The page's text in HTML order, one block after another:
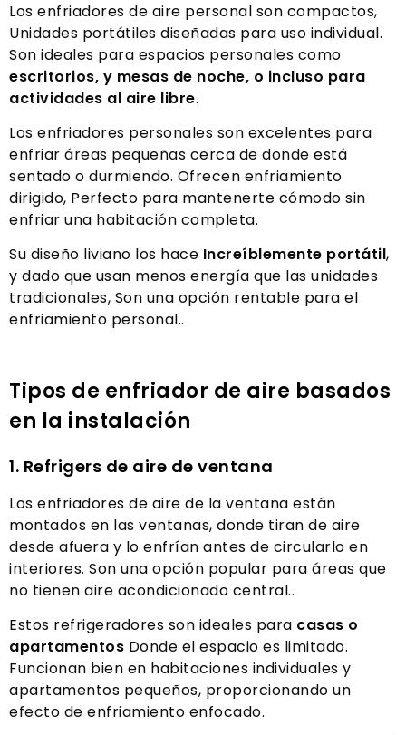
Los enfriadores de aire personal son compactos,
Unidades portátiles diseñadas para uso individual.
Son ideales para espacios personales como
escritorios, y mesas de noche, o incluso para
actividades al aire libre.
Los enfriadores personales son excelentes para
enfriar áreas pequeñas cerca de donde está
sentado o durmiendo. Ofrecen enfriamiento
dirigido, Perfecto para mantenerte cómodo sin
enfriar una habitación completa.
Su diseño liviano los hace Increíblemente portátil,
y dado que usan menos energía que las unidades
tradicionales, Son una opción rentable para el
enfriamiento personal..
Tipos de enfriador de aire basados ​​
en la instalación
1. Refrigers de aire de ventana
Los enfriadores de aire de la ventana están
montados en las ventanas, donde tiran de aire
desde afuera y lo enfrían antes de circularlo en
interiores. Son una opción popular para áreas que
no tienen aire acondicionado central..
Estos refrigeradores son ideales para casas o
apartamentos Donde el espacio es limitado.
Funcionan bien en habitaciones individuales y
apartamentos pequeños, proporcionando un
efecto de enfriamiento enfocado.